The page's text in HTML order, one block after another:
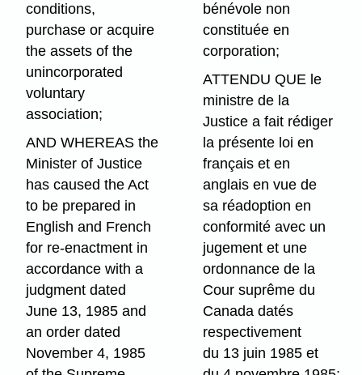
conditions,
purchase or acquire
the assets of the
unincorporated
voluntary
association;
AND WHEREAS the
Minister of Justice
has caused the Act
to be prepared in
English and French
for re-enactment in
accordance with a
judgment dated
June 13, 1985 and
an order dated
November 4, 1985
bénévole non
constituée en
corporation;
ATTENDU QUE le
ministre de la
Justice a fait rédiger
la présente loi en
français et en
anglais en vue de
sa réadoption en
conformité avec un
jugement et une
ordonnance de la
Cour suprême du
Canada datés
respectivement
du 13 juin 1985 et